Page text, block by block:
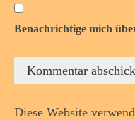
Benachrichtige mich
Diese Website